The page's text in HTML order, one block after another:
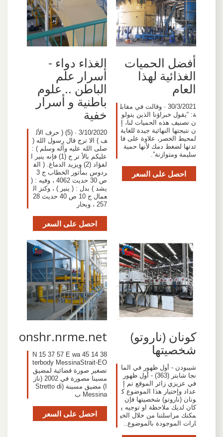
أفضل الحميات
الغذائية لهذا
العام
30/3/2021 · وقالت في مقابل
ة: “يقول خبراؤنا الذين يتولو
ن تصنيف هذه الحميات لنا، إ
ن نتيجتها النهائية جيدة للغاية
لمحيط الخصر، علاوة على فا
ئدتها لضغط دمك لأنها حمية
سليمة ومتوازنة”.
احصل على السعر
الغذاء دواء -
أسرار علم
الباطن .. علوم
باطنية و أسرار
خفية
3/10/2020 · (5) ( حرف الأل
ف ) الا ترج قال رسول الله (
صلى الله عليه وآله وسلم ) :
عليكم بالأ تر ج (1) فإنه ينير ا
لفؤاد (2) ويزيد الدماغ. ( الف
ردوس بمأثور الخطاب ج 3
ص 30 حديث 4062 ، وفيه : (
يشد ) بدل : ( ينير ) ، وكنز ال
عمال ج 10 ص 40 حديث 28
257 ، وبحار
احصل على السعر
كونان (ناروتو)
شخصيتها
شيبودن - أول ظهور في الما
نجا شابتر (363) - أول ظهور
في عزيزي زائر الموقع تم إ
عداد وإختيار هذا الموضوع ك
ونان (ناروتو) شخصيتها فإن
كان لديك ملاحظة او توجيه ي
مكنك مراسلتنا من خلال الخي
ارات الموجودة بالموضوع..
onshr.nrme.net
38 14 45 N 15 37 57 E wa
terbody MessinaStrait-EO
تصغير صورة فضائية لمضيق
مسينا مصورة في 2002 (ناز
ا) مضيق مسينة (Stretto di
Messina ب
احصل على السعر